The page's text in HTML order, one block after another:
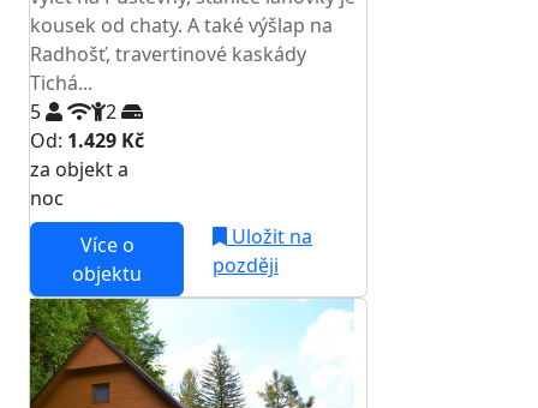
kousek od chaty. A také výšlap na
Radhošť, travertinové kaskády
Tichá...
5
2
Od: 1.429 Kč
za objekt a
noc
Více o
objektu
Uložit na
později